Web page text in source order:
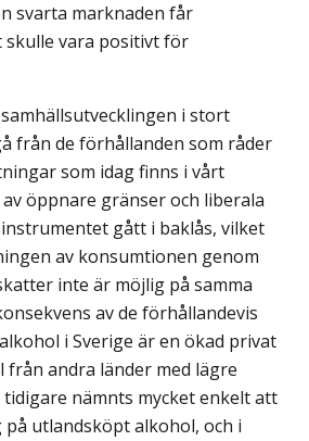
svarta marknaden får
vara positivt för
i stort
från de för­hållanden som råder
som idag finns i vårt
öppnare gränser och liberala
gått i baklås, vilket
av konsumtionen genom
inte är möjlig på samma
av de förhållandevis
i Sverige är en ökad privat
från andra länder med lägre
nämnts mycket enkelt att
utlandsköpt alkohol, och i